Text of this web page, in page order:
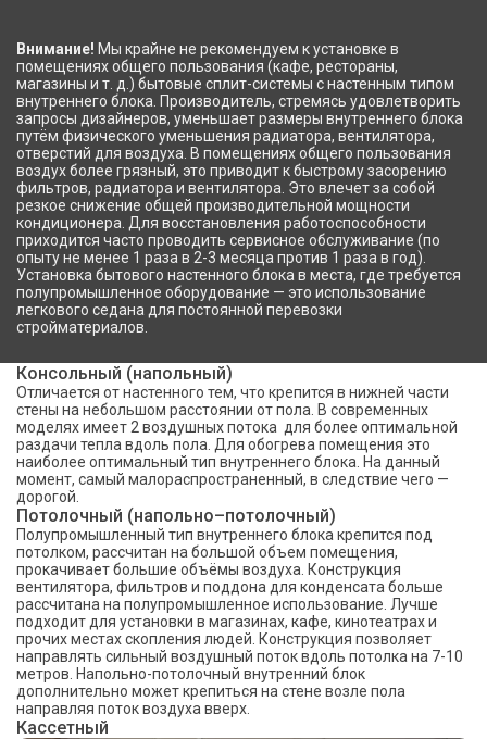
Внимание! Мы крайне не рекомендуем к установке в
помещениях общего пользования (кафе, рестораны,
магазины и т. д.) бытовые сплит-системы с настенным типом
внутреннего блока. Производитель, стремясь удовлетворить
запросы дизайнеров, уменьшает размеры внутреннего блока
путём физического уменьшения радиатора, вентилятора,
отверстий для воздуха. В помещениях общего пользования
воздух более грязный, это приводит к быстрому засорению
фильтров, радиатора и вентилятора. Это влечет за собой
резкое снижение общей производительной мощности
кондиционера. Для восстановления работоспособности
приходится часто проводить сервисное обслуживание (по
опыту не менее 1 раза в 2-3 месяца против 1 раза в год).
Установка бытового настенного блока в места, где требуется
полупромышленное оборудование — это использование
легкового седана для постоянной перевозки
стройматериалов.
Консольный (напольный)
Отличается от настенного тем, что крепится в нижней части
стены на небольшом расстоянии от пола. В современных
моделях имеет 2 воздушных потока для более оптимальной
раздачи тепла вдоль пола. Для обогрева помещения это
наиболее оптимальный тип внутреннего блока. На данный
момент, самый малораспространенный, в следствие чего —
дорогой.
Потолочный (напольно–потолочный)
Полупромышленный тип внутреннего блока крепится под
потолком, рассчитан на большой объем помещения,
прокачивает большие объёмы воздуха. Конструкция
вентилятора, фильтров и поддона для конденсата больше
рассчитана на полупромышленное использование. Лучше
подходит для установки в магазинах, кафе, кинотеатрах и
прочих местах скопления людей. Конструкция позволяет
направлять сильный воздушный поток вдоль потолка на 7-10
метров. Напольно-потолочный внутренний блок
дополнительно может крепиться на стене возле пола
направляя поток воздуха вверх.
Кассетный